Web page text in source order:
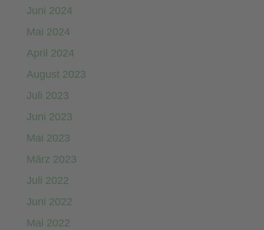
Juni 2024
Mai 2024
April 2024
August 2023
Juli 2023
Juni 2023
Mai 2023
März 2023
Juli 2022
Juni 2022
Mai 2022